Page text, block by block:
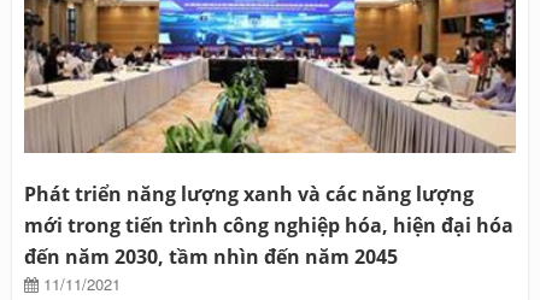
Phát triển năng lượng xanh và các năng lượng
mới trong tiến trình công nghiệp hóa, hiện đại hóa
đến năm 2030, tầm nhìn đến năm 2045
11/11/2021